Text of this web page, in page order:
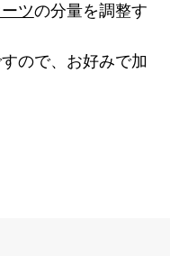
ツの分量を調整す
ので、お好みで加